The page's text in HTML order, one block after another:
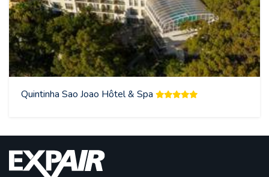
Quintinha Sao Joao Hôtel & Spa